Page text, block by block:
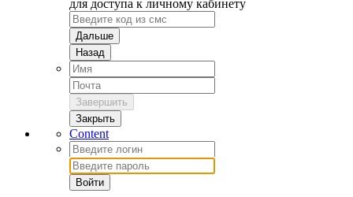
для доступа к личному кабинету
Дальше
Назад
Завершить
Закрыть
Content
Войти